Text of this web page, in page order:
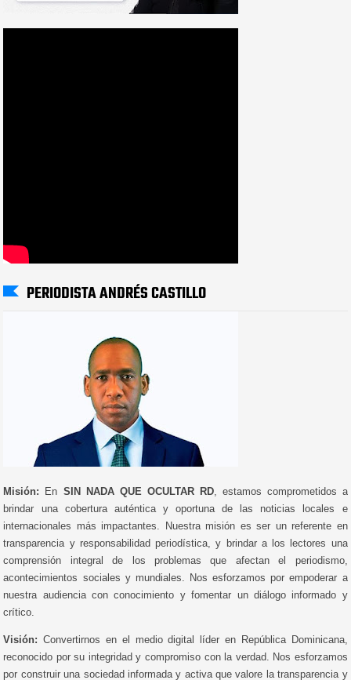
PERIODISTA ANDRÉS CASTILLO
Misión: En SIN NADA QUE OCULTAR RD, estamos comprometidos a
brindar una cobertura auténtica y oportuna de las noticias locales e
internacionales más impactantes. Nuestra misión es ser un referente en
transparencia y responsabilidad periodística, y brindar a los lectores una
comprensión integral de los problemas que afectan el periodismo,
acontecimientos sociales y mundiales. Nos esforzamos por empoderar a
nuestra audiencia con conocimiento y fomentar un diálogo informado y
crítico.
Visión: Convertirnos en el medio digital líder en República Dominicana,
reconocido por su integridad y compromiso con la verdad. Nos esforzamos
por construir una sociedad informada y activa que valore la transparencia y